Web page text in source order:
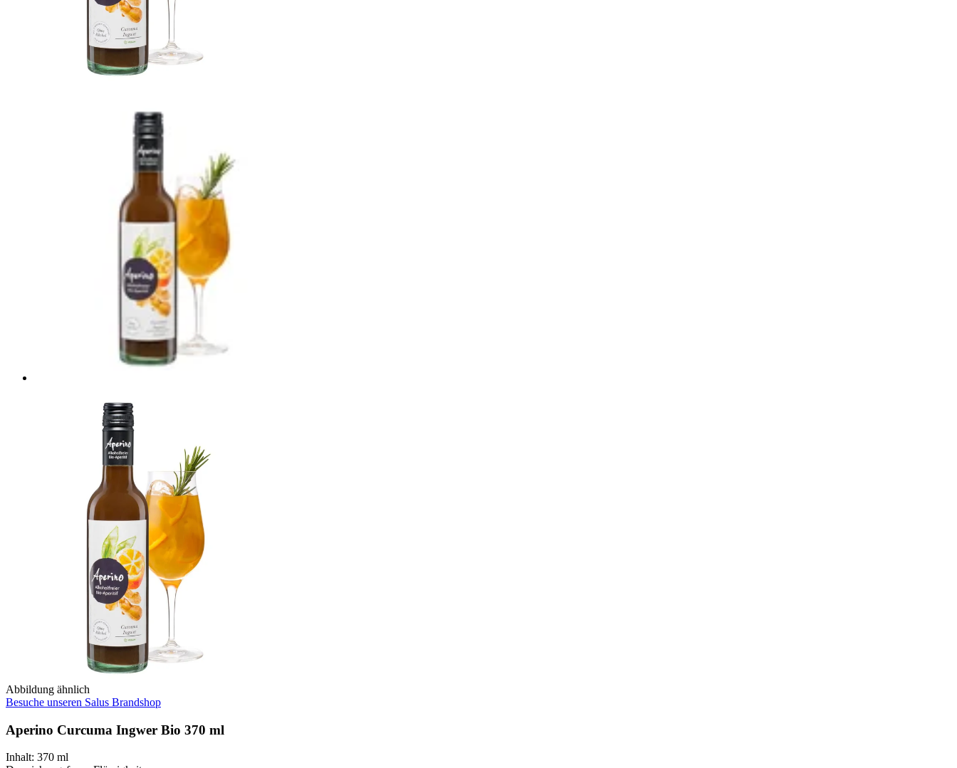
Abbildung ähnlich
Besuche unseren Salus Brandshop
Aperino Curcuma Ingwer Bio 370 ml
Inhalt: 370 ml